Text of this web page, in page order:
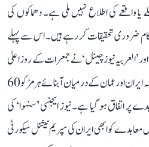
یا واقعے کی اطلاع نہیں ملی ہے۔ دھماکوں کی
ضروری تحقیقات کر رہے ہیں۔ اس سے پہلے
نیوز چینل‘ نے جمعرات کے روز اعلیٰ
عہدے دار ذرائع کے حوالے سے بتایا کہ ایران اور عمان کے درمیان آبنائے ہرمز کو 60
اتفاق ہو گیا ہے۔ نیوز ایجنسی ’سنہوا‘ کی
کو ابھی ایران کی سپریم نیشنل سیکورٹی